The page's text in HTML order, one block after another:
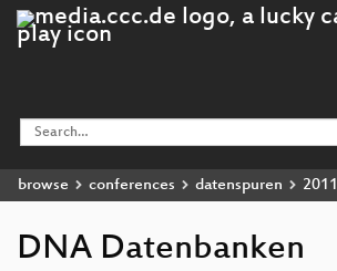
browse conferences datenspuren 2011
DNA Datenbanken